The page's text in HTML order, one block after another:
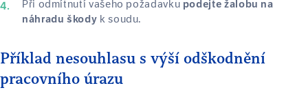
Při odmítnutí vašeho požadavku podejte žalobu na
náhradu škody k soudu.
Příklad nesouhlasu s výší odškodnění
pracovního úrazu